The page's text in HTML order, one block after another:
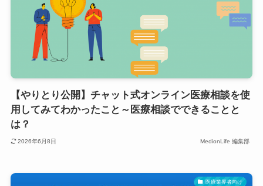
【やりとり公開】チャット式オンライン医療相談を使
用してみてわかったこと～医療相談でできることと
は？
2026年6月8日 MedionLife 編集部
医療業界者向け